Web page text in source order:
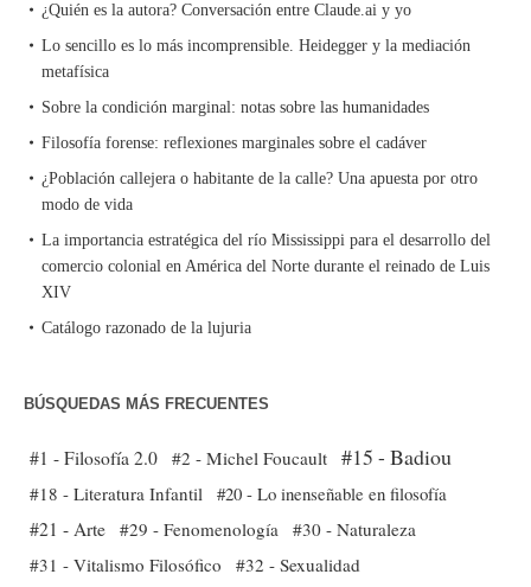
¿Quién es la autora? Conversación entre Claude.ai y yo
Lo sencillo es lo más incomprensible. Heidegger y la mediación
metafísica
Sobre la condición marginal: notas sobre las humanidades
Filosofía forense: reflexiones marginales sobre el cadáver
¿Población callejera o habitante de la calle? Una apuesta por otro
modo de vida
La importancia estratégica del río Mississippi para el desarrollo del
comercio colonial en América del Norte durante el reinado de Luis
XIV
Catálogo razonado de la lujuria
BÚSQUEDAS MÁS FRECUENTES
#1 - Filosofía 2.0 #2 - Michel Foucault #15 - Badiou
#18 - Literatura Infantil #20 - Lo inenseñable en filosofía
#21 - Arte #29 - Fenomenología #30 - Naturaleza
#31 - Vitalismo Filosófico
#32 - Sexualidad